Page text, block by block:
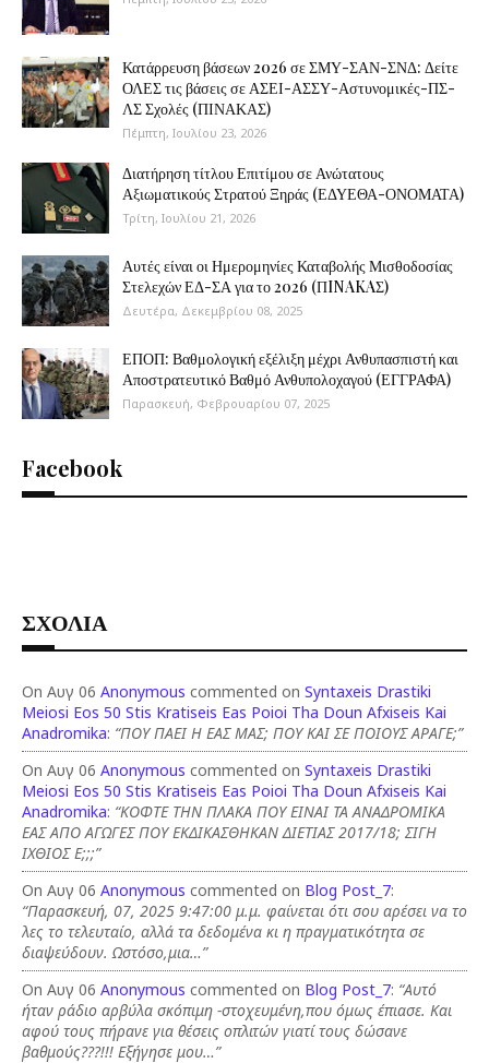
Κατάρρευση βάσεων 2026 σε ΣΜΥ-ΣΑΝ-ΣΝΔ: Δείτε
ΟΛΕΣ τις βάσεις σε ΑΣΕΙ-ΑΣΣΥ-Αστυνομικές-ΠΣ-
ΛΣ Σχολές (ΠΙΝΑΚΑΣ)
Πέμπτη, Ιουλίου 23, 2026
Διατήρηση τίτλου Επιτίμου σε Ανώτατους
Αξιωματικούς Στρατού Ξηράς (ΕΔΥΕΘΑ-ΟΝΟΜΑΤΑ)
Τρίτη, Ιουλίου 21, 2026
Αυτές είναι οι Ημερομηνίες Καταβολής Μισθοδοσίας
Στελεχών ΕΔ-ΣΑ για το 2026 (ΠINAKAΣ)
Δευτέρα, Δεκεμβρίου 08, 2025
ΕΠΟΠ: Βαθμολογική εξέλιξη μέχρι Ανθυπασπιστή και
Αποστρατευτικό Βαθμό Ανθυπολοχαγού (ΕΓΓΡΑΦΑ)
Παρασκευή, Φεβρουαρίου 07, 2025
Facebook
ΣΧΟΛΙΑ
On Αυγ 06 Anonymous commented on Syntaxeis Drastiki
Meiosi Eos 50 Stis Kratiseis Eas Poioi Tha Doun Afxiseis Kai
Anadromika: “ΠΟΥ ΠΑΕΙ Η ΕΑΣ ΜΑΣ; ΠΟΥ ΚΑΙ ΣΕ ΠΟΙΟΥΣ ΑΡΑΓΕ;”
On Αυγ 06 Anonymous commented on Syntaxeis Drastiki
Meiosi Eos 50 Stis Kratiseis Eas Poioi Tha Doun Afxiseis Kai
Anadromika: “ΚΟΦΤΕ ΤΗΝ ΠΛΑΚΑ ΠΟΥ ΕΙΝΑΙ ΤΑ ΑΝΑΔΡΟΜΙΚΑ
ΕΑΣ ΑΠΟ ΑΓΩΓΕΣ ΠΟΥ ΕΚΔΙΚΑΣΘΗΚΑΝ ΔΙΕΤΙΑΣ 2017/18; ΣΙΓΗ
ΙΧΘΙΟΣ Ε;;;”
On Αυγ 06 Anonymous commented on Blog Post_7:
“Παρασκευή, 07, 2025 9:47:00 μ.μ. φαίνεται ότι σου αρέσει να το
λες το τελευταίο, αλλά τα δεδομένα κι η πραγματικότητα σε
διαψεύδουν. Ωστόσο,μια…”
On Αυγ 06 Anonymous commented on Blog Post_7: “Αυτό
ήταν ράδιο αρβύλα σκόπιμη -στοχευμένη,που όμως έπιασε. Και
αφού τους πήρανε για θέσεις οπλιτών γιατί τους δώσανε
βαθμούς???!!! Εξήγησε μου…”